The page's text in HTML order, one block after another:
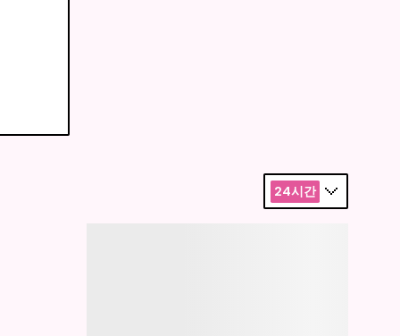
24시간